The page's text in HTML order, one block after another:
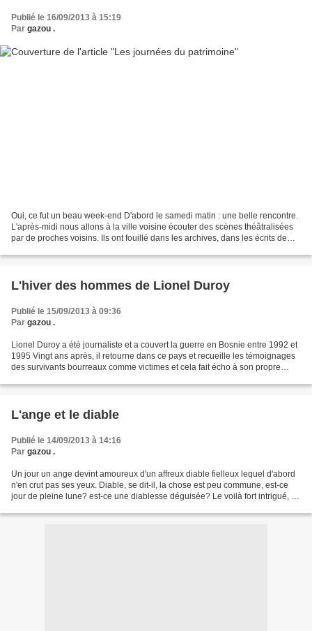
Publié le 16/09/2013 à 15:19
Par gazou .
Oui, ce fut un beau week-end D'abord le samedi matin : une belle rencontre.
L'après-midi nous allons à la ville voisine écouter des scènes théâtralisées
par de proches voisins. Ils ont fouillé dans les archives, dans les écrits de
L'hiver des hommes de Lionel Duroy
Publié le 15/09/2013 à 09:36
Par gazou .
Lionel Duroy a été journaliste et a couvert la guerre en Bosnie entre 1992 et
1995 Vingt ans après, il retourne dans ce pays et recueille les témoignages
des survivants bourreaux comme victimes et cela fait écho à son propre
L'ange et le diable
Publié le 14/09/2013 à 14:16
Par gazou .
Un jour un ange devint amoureux d'un affreux diable fielleux lequel d'abord
n'en crut pas ses yeux. Diable, se dit-il, la chose est peu commune, est-ce
jour de pleine lune? est-ce une diablesse déguisée? Le voilà fort intrigué, Il